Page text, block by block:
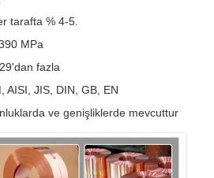
tarafta % 4-5.
MPa
fazla
AISI, JIS, DIN, GB, EN
ve genişliklerde mevcuttur